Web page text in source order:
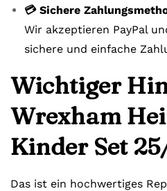
💳 Sichere
Wir akzeptieren PayPal
sichere und einfache
Wichtiger
Wrexham
Kinder Set
Das ist ein hochwertiges